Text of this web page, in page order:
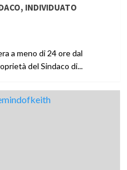
INDIVIDUATO
a meno di 24 ore dal
del Sindaco di...